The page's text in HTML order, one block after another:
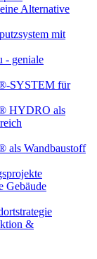
Alternative
mit
- geniale
SYSTEM für
HYDRO als
als Wandbaustoff
Gebäude
&